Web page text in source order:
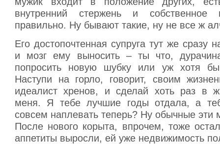
внутренний стержень и собственное
правильно. Ну бывают такие, ну не все ж
Его достопочтенная супруга тут же сразу
и мозг ему выносить – ты что,
попросить новую шубку или уж хотя
Наступи на горло, говорит, своим
идеалист хренов, и сделай хоть раз в
меня. Я тебе лучшие годы отдала, а
совсем наплевать теперь? Ну обычные
После нового корыта, впрочем, тоже
аппетиты выросли, ей уже недвижимость